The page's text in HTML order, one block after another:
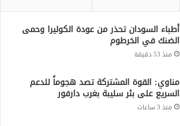
أطباء السودان تحذر من عودة الكوليرا وحمى
الضنك في الخرطوم
منذ 53 دقيقة
مناوي: القوة المشتركة تصد هجوماً للدعم
السريع على بئر سليبة بغرب دارفور
منذ 3 ساعات